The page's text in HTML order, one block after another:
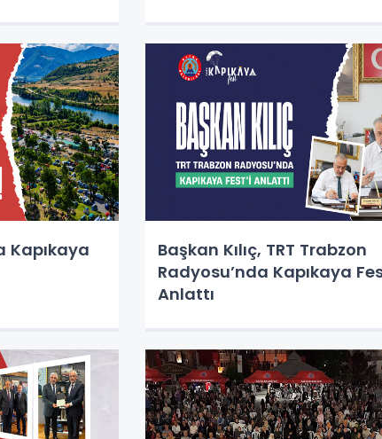
Kapıkaya
Başkan Kılıç, TRT Trabzon
Radyosu’nda Kapıkaya
Anlattı